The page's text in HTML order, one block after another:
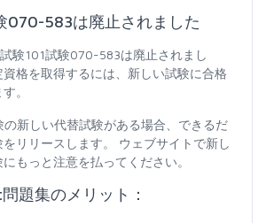
070-583は廃止されました
験101試験070-583は廃止されまし
格を取得するには、新しい試験に合格
。
新しい代替試験がある場合、できるだ
リリースします。 ウェブサイトで新し
もっと注意を払ってください。
題集のメリット：